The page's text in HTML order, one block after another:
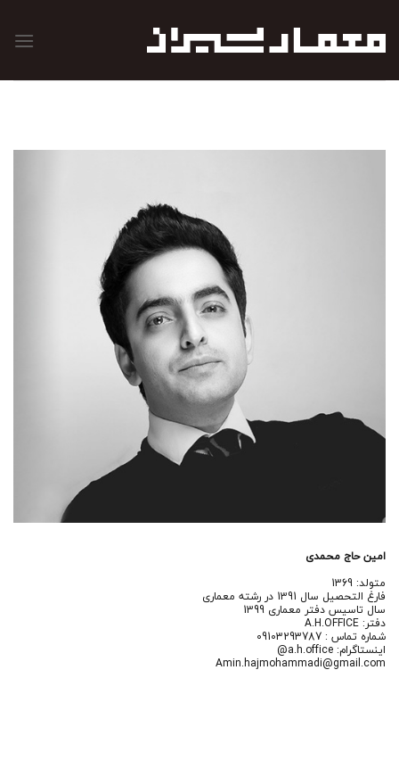
محتوا
امين حاج محمدى
متولد: 1369
فارغ التحصيل سال 1391 در رشته معمارى
سال تاسيس دفتر معمارى 1399
دفتر: A.H.OFFICE
شماره تماس : 09103293787
اينستاگرام: a.h.office@
Amin.hajmohammadi@gmail.com